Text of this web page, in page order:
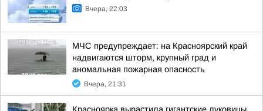
Вчера, 22:03
МЧС предупреждает: на Красноярский край
надвигаются шторм, крупный град и
аномальная пожарная опасность
Вчера, 21:31